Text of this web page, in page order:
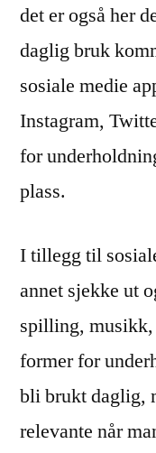
det er også her
daglig bruk
sosiale medie
Instagram,
for
plass.
I tillegg til
annet sjekke ut
spilling, musikk,
former for
bli brukt daglig,
relevante når